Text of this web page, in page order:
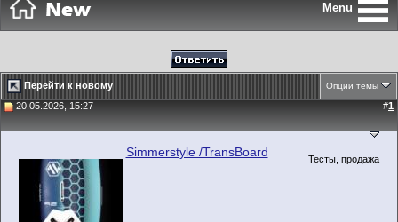
Menu
Перейти к новому Опции темы
20.05.2026, 15:27 #1
Simmerstyle /TransBoard Тесты, продажа